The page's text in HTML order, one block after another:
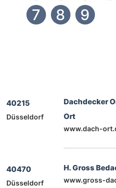
7
8 9
40215
Düsseldorf
Dachdecker
Ort
www.dach-
40470
Düsseldorf
H. Gross
www.gross-